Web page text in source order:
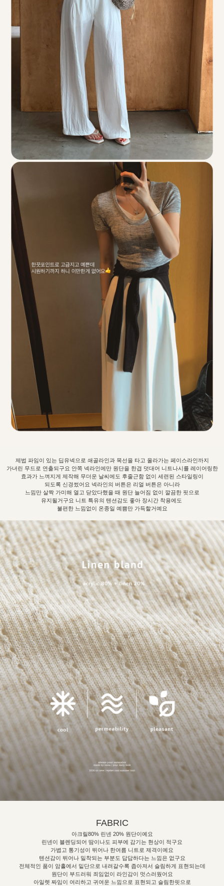
제법 파임이 있는 딥유넥으로 쇄골라인과 목선을 타고 올라가는 페이스라인까지
가녀린 무드로 연출되구요 안쪽 넥라인에만 원단을 한겹 덧대어 니트나시를 레이어링한
효과가 느껴지게 제작해 무더운 날씨에도 후줄근함 없이 세련된 스타일링이
되도록 신경썼어요 넥라인의 버튼은 리얼 버튼은 아니라
느낌만 살짝 가미해 열고 닫았다했을 때 원단 늘어짐 없이 깔끔한 핏으로
유지될거구요 니트 특유의 텐션감도 좋아 장시간 착용에도
불편한 느낌없이 온종일 예쁨만 가득할거예요
FABRIC
아크릴80% 린넨 20% 원단이예요
린넨이 블렌딩되어 땀이나도 피부에 감기는 현상이 적구요
가볍고 통기성이 뛰어나 한여름 니트로 제격이예요
텐션감이 뛰어나 밀착되는 부분도 답답하다는 느낌은 없구요
전체적인 품이 암홀에서 밑단으로 내려갈수록 좁아져서 슬림하게 표현되는데
원단이 부드러워 죄임없이 라인감이 멋스러웠어요
아일렛 짜임이 여리하고 귀여운 느낌으로 표현되고 슬림한핏으로